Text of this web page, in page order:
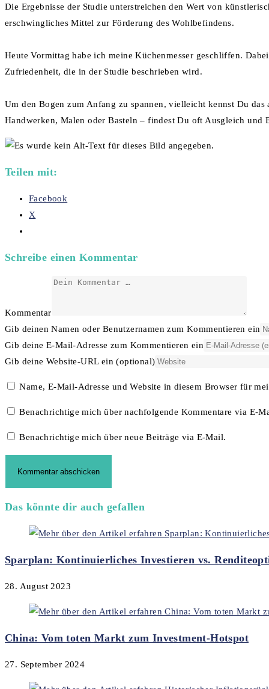
Die Ergebnisse der Studie unterstreichen den Wert von
erschwingliches Mittel zur Förderung des Wohlbefindens.
Heute Vormittag habe ich meine Küchenmesser geschliffen.
Zufriedenheit, die in der Studie beschrieben wird.
Um den Bogen zum Anfang zu spannen, vielleicht kennst Du
Handwerken, Malen oder Basteln – findest Du oft Ausgleich und
Teilen mit:
Facebook
X
Schreibe einen Kommentar
Kommentar
Gib deinen Namen oder Benutzernamen zum Kommentieren ein
Gib deine E-Mail-Adresse zum Kommentieren ein
Gib deine Website-URL ein (optional)
Name, E-Mail-Adresse und Website in diesem Browser für
Benachrichtige mich über nachfolgende Kommentare via E-
Benachrichtige mich über neue Beiträge via E-Mail.
Das könnte dir auch gefallen
Sparplan: Kontinuierliches Investieren vs.
28. August 2023
China: Vom toten Markt zum Investment-Hotspot
27. September 2024